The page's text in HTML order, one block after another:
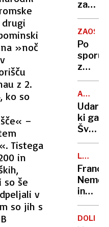
»noč
z 2.
ko so
–
Tistega
in
so še
v
so jih s
za
okoli
30
evrov
Po
sporu
z
Trump
bliže
Rusiji
CARINE
ki ga
niso
LAKOTA
V
GAZI
in
Španija
z
letali